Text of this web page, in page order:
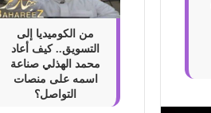
من الكوميديا إلى
التسويق.. كيف أعاد
محمد الهذلي صناعة
اسمه على منصات
التواصل؟